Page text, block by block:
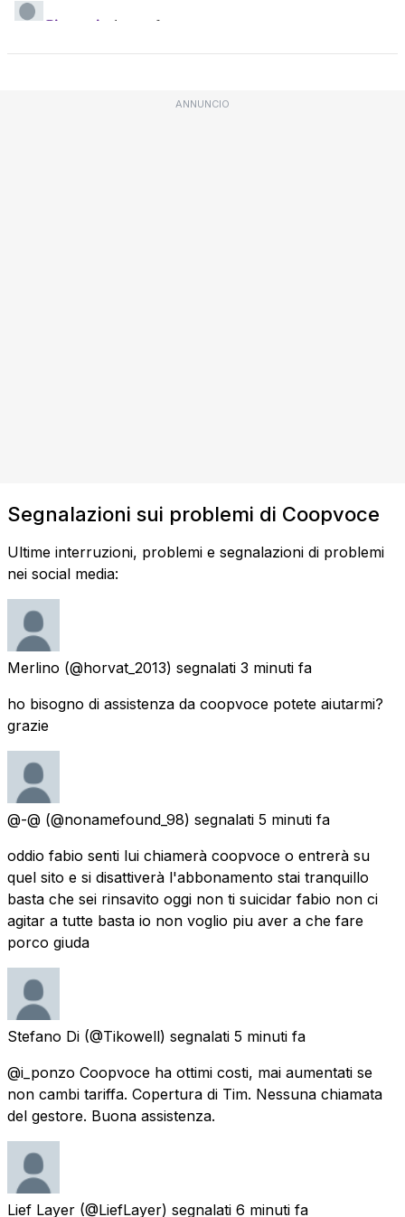
ANNUNCIO
Segnalazioni sui problemi di Coopvoce
Ultime interruzioni, problemi e segnalazioni di problemi
nei social media:
Merlino (@horvat_2013) segnalati 3 minuti fa
ho bisogno di assistenza da coopvoce potete aiutarmi?
grazie
@-@ (@nonamefound_98) segnalati 5 minuti fa
oddio fabio senti lui chiamerà coopvoce o entrerà su
quel sito e si disattiverà l'abbonamento stai tranquillo
basta che sei rinsavito oggi non ti suicidar fabio non ci
agitar a tutte basta io non voglio piu aver a che fare
porco giuda
Stefano Di (@Tikowell) segnalati 5 minuti fa
@i_ponzo Coopvoce ha ottimi costi, mai aumentati se
non cambi tariffa. Copertura di Tim. Nessuna chiamata
del gestore. Buona assistenza.
Lief Layer (@LiefLayer) segnalati 6 minuti fa